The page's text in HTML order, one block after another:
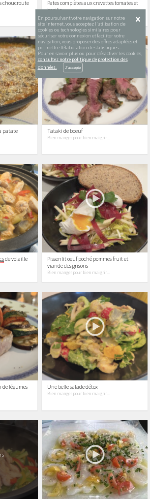
En poursuivant votre navigation sur notre
site internet, vous acceptez l’utilisation de
cookies ou technologies similaires pour
sécuriser votre connexion et faciliter votre
navigation, vous proposer des offres adaptées et
permettre l’élaboration de statistiques...
Pour en savoir plus ou pour désactiver les cookies,
consultez notre politique de protection des
données.
choucroute
Pates complètes aux crevettes tomates et
basilic
Bien manger pour bien maigrir...
patate
Tataki de boeuf
Bien manger pour bien maigrir...
de volaille
Pissenlit oeuf poché pommes fruit et
viande des grisons
Bien manger pour bien maigrir...
légumes Une belle salade détox
Bien manger pour bien maigrir...